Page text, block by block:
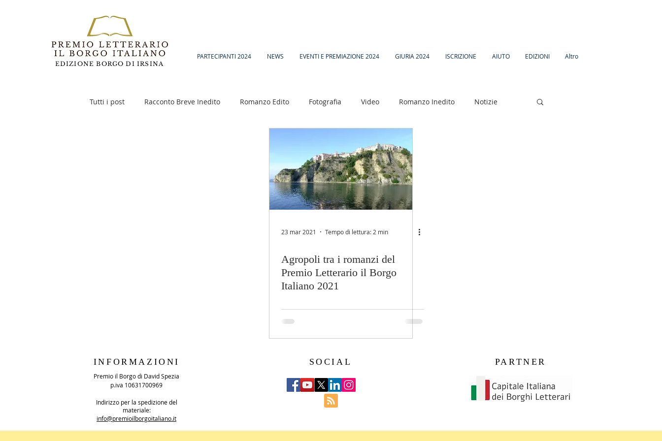
EDIZIONE BORGO DI IRSINA
PARTECIPANTI 2024 NEWS EVENTI E PREMIAZIONE 2024 GIURIA 2024 ISCRIZIONE AIUTO EDIZIONI Altro
Tutti i post Racconto Breve Inedito Romanzo Edito Fotografia Video Romanzo Inedito Notizie
23 mar 2021 Tempo di lettura: 2 min
Agropoli tra i romanzi del
Premio Letterario il Borgo
Italiano 2021
INFORMAZIONI
Premio il Borgo di David Spezia
p.iva 10631700969
Indirizzo per la spedizione del
materiale:
info@premioilborgoitaliano.it
SOCIAL PARTNER